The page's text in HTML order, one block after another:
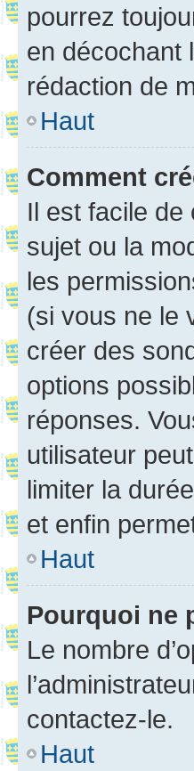
pourrez
en décochant
rédaction de
Haut
Comment
Il est facile de
sujet ou la
les
(si vous ne le
créer des
options
réponses.
utilisateur
limiter la
et enfin
Haut
Pourquoi ne
Le nombre
contactez-le.
Haut